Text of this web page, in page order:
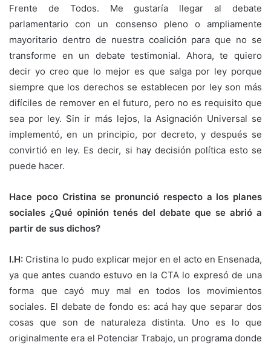
Frente de Todos. Me gustaría llegar al debate
parlamentario con un consenso pleno o ampliamente
mayoritario dentro de nuestra coalición para que no se
transforme en un debate testimonial. Ahora, te quiero
decir yo creo que lo mejor es que salga por ley porque
siempre que los derechos se establecen por ley son más
difíciles de remover en el futuro, pero no es requisito que
sea por ley. Sin ir más lejos, la Asignación Universal se
implementó, en un principio, por decreto, y después se
convirtió en ley. Es decir, si hay decisión política esto se
puede hacer.
Hace poco Cristina se pronunció respecto a los planes
sociales ¿Qué opinión tenés del debate que se abrió a
partir de sus dichos?
I.H: Cristina lo pudo explicar mejor en el acto en Ensenada,
ya que antes cuando estuvo en la CTA lo expresó de una
forma que cayó muy mal en todos los movimientos
sociales. El debate de fondo es: acá hay que separar dos
cosas que son de naturaleza distinta. Uno es lo que
originalmente era el Potenciar Trabajo, un programa donde